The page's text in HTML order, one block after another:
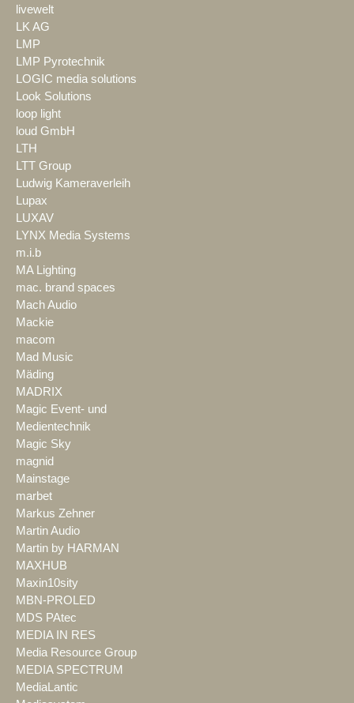
livewelt
LK AG
LMP
LMP Pyrotechnik
LOGIC media solutions
Look Solutions
loop light
loud GmbH
LTH
LTT Group
Ludwig Kameraverleih
Lupax
LUXAV
LYNX Media Systems
m.i.b
MA Lighting
mac. brand spaces
Mach Audio
Mackie
macom
Mad Music
Mäding
MADRIX
Magic Event- und
Medientechnik
Magic Sky
magnid
Mainstage
marbet
Markus Zehner
Martin Audio
Martin by HARMAN
MAXHUB
Maxin10sity
MBN-PROLED
MDS PAtec
MEDIA IN RES
Media Resource Group
MEDIA SPECTRUM
MediaLantic